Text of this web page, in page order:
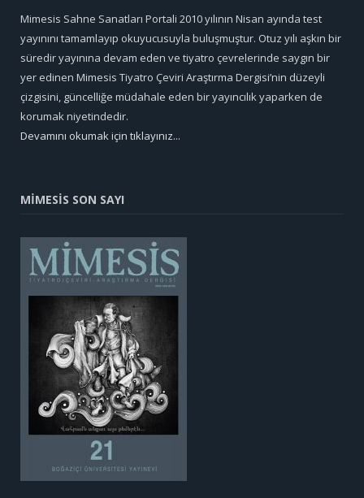
Mimesis Sahne Sanatları Portali 2010 yılının Nisan ayında test
yayınını tamamlayıp okuyucusuyla buluşmuştur. Otuz yılı aşkın bir
süredir yayınına devam eden ve tiyatro çevrelerinde saygın bir
yer edinen Mimesis Tiyatro Çeviri Araştırma Dergisi’nin düzeyli
çizgisini, güncelliğe müdahale eden bir yayıncılık yaparken de
korumak niyetindedir.
Devamını okumak için tıklayınız...
MİMESİS SON SAYI